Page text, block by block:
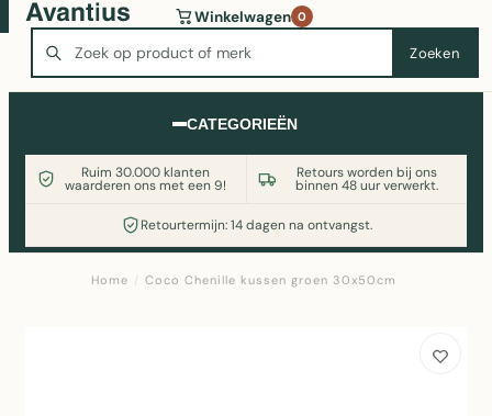
Zoeken
Winkelwagen 0
CATEGORIEËN
Ruim 30.000 klanten
waarderen ons met een 9!
Retours worden bij ons
binnen 48 uur verwerkt.
Retourtermijn: 14 dagen na ontvangst.
Wasmachine of koelkast nodig? Vergelijk alle prijzen op
Witgoedaanbod.nl
Home / Coco Chenille kussen groen 30x50cm